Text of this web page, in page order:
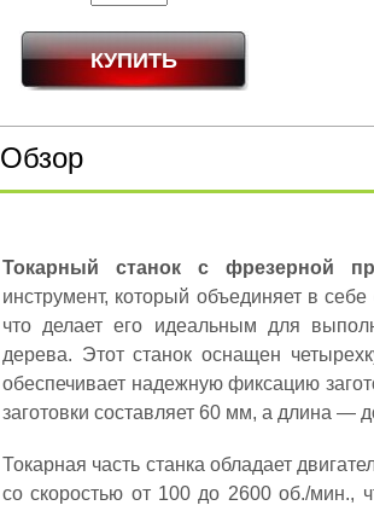
Обзор
Токарный станок с фрезерной
инструмент, который объединяет в
что делает его идеальным для
дерева. Этот станок оснащен
обеспечивает надежную фиксацию
заготовки составляет 60 мм, а длина —
Токарная часть станка обладает
со скоростью от 100 до 2600 об./мин.,